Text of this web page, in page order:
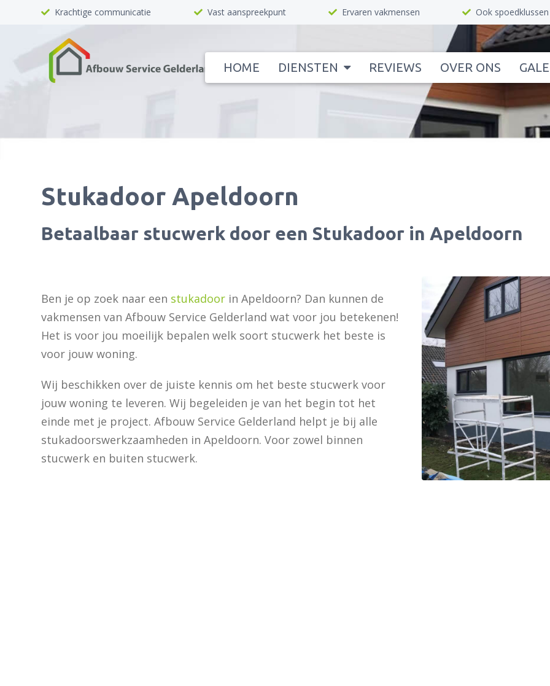
Krachtige communicatie Vast aanspreekpunt Ervaren vakmensen Ook spoedklussen
HOME DIENSTEN REVIEWS OVER ONS
Stukadoor Apeldoorn
Betaalbaar stucwerk door een Stukadoor in Apeldoorn
Ben je op zoek naar een stukadoor in Apeldoorn? Dan kunnen de
vakmensen van Afbouw Service Gelderland wat voor jou betekenen!
Het is voor jou moeilijk bepalen welk soort stucwerk het beste is
voor jouw woning.
Wij beschikken over de juiste kennis om het beste stucwerk voor
jouw woning te leveren. Wij begeleiden je van het begin tot het
einde met je project. Afbouw Service Gelderland helpt je bij alle
stukadoorswerkzaamheden in Apeldoorn. Voor zowel binnen
stucwerk en buiten stucwerk.